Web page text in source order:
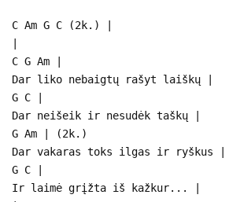
C Am G C (2k.) |
C G Am |
Dar liko nebaigtų rašyt laiškų |
G C |
Dar neišeik ir nesudėk taškų |
G Am | (2k.)
Dar vakaras toks ilgas ir ryškus |
G C |
Ir laimė grįžta iš kažkur... |